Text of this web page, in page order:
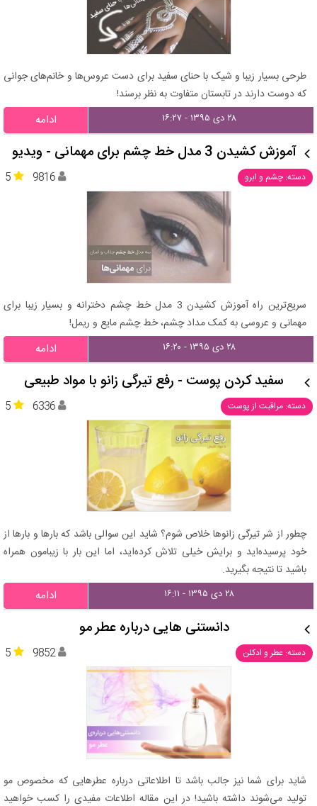
طرحی بسیار زیبا و شیک با حنای سفید برای دست عروس‌ها و خانم‌های جوانی
که دوست دارند در تابستان متفاوت به نظر برسند!
۲۸ دی ۱۳۹۵ - ۱۶:۲۷ ادامه
آموزش کشیدن 3 مدل خط چشم برای مهمانی - ویدیو
دسته: چشم و ابرو 5 9816
سریع‌ترین راه آموزش کشیدن 3 مدل خط چشم دخترانه و بسیار زیبا برای
مهمانی و عروسی به کمک مداد چشم، خط چشم مایع و ریمل!
۲۸ دی ۱۳۹۵ - ۱۶:۲۰ ادامه
سفید کردن پوست - رفع تیرگی زانو با مواد طبیعی
دسته: مراقبت از پوست 5 6336
چطور از شر تیرگی زانوها خلاص شوم؟ شاید این سوالی باشد که بارها و بارها از
خود پرسیده‌اید و برایش خیلی تلاش کرده‌اید، اما این بار با زیبامون همراه
باشید تا نتیجه بگیرید.
۲۸ دی ۱۳۹۵ - ۱۶:۱۱ ادامه
دانستنی‌ هایی درباره‌ عطر مو
دسته: عطر و ادکلن 5 9852
شاید برای شما نیز جالب باشد تا اطلاعاتی درباره عطرهایی که مخصوص مو
تولید می‌شوند داشته باشید! در این مقاله اطلاعات مفیدی را کسب خواهید